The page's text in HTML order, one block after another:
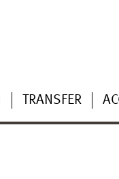
TRANSFER